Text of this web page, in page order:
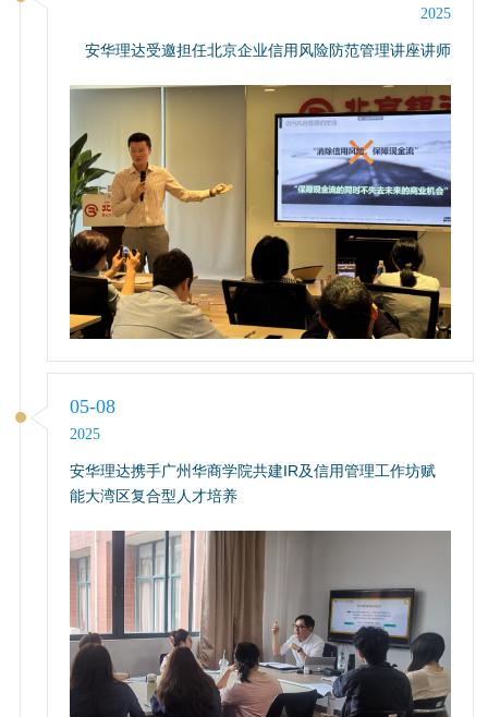
2025
安华理达受邀担任北京企业信用风险防范管理讲座讲师
05-08
2025
安华理达携手广州华商学院共建IR及信用管理工作坊赋
能大湾区复合型人才培养